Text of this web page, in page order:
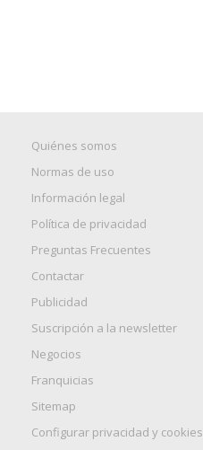
Quiénes somos
Normas de uso
Información legal
Política de privacidad
Preguntas Frecuentes
Contactar
Publicidad
Suscripción a la newsletter
Negocios
Franquicias
Sitemap
Configurar privacidad y cookies